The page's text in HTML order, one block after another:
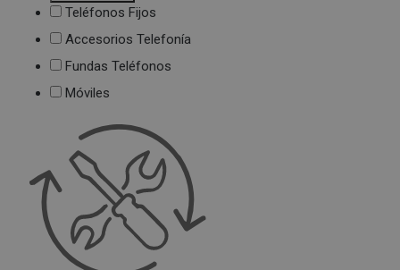
Teléfonos Fijos
Accesorios Telefonía
Fundas Teléfonos
Móviles